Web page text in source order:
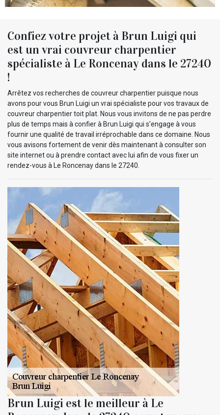
Confiez votre projet à Brun Luigi qui
est un vrai couvreur charpentier
spécialiste à Le Roncenay dans le 27240
!
Arrêtez vos recherches de couvreur charpentier puisque nous
avons pour vous Brun Luigi un vrai spécialiste pour vos travaux de
couvreur charpentier toit plat. Nous vous invitons de ne pas perdre
plus de temps mais à confier à Brun Luigi qui s’engage à vous
fournir une qualité de travail irréprochable dans ce domaine. Nous
vous avisons fortement de venir dès maintenant à consulter son
site internet ou à prendre contact avec lui afin de vous fixer un
rendez-vous à Le Roncenay dans le 27240.
Brun Luigi est le meilleur à Le